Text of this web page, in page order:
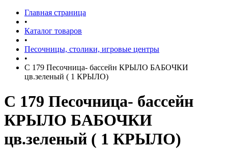
Главная страница
•
Каталог товаров
•
Песочницы, столики, игровые центры
•
С 179 Песочница- бассейн КРЫЛО БАБОЧКИ
цв.зеленый ( 1 КРЫЛО)
С 179 Песочница- бассейн
КРЫЛО БАБОЧКИ
цв.зеленый ( 1 КРЫЛО)